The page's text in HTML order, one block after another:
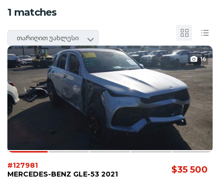
1 matches
თარიღით უახლესი
16
$35 500
#127981
MERCEDES-BENZ GLE-53 2021